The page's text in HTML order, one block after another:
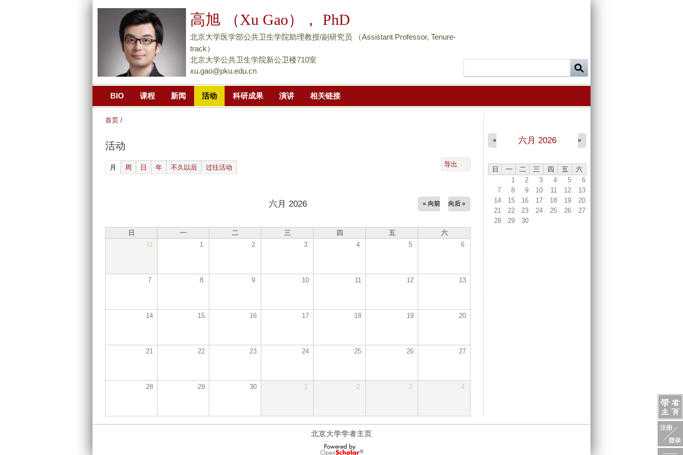
到
面
主
高旭 （Xu Gao）， PhD
北京大学医学部公共卫生学院助理教授/副研究员 （Assistant Professor, Tenure-
track）
北京大学公共卫生学院新公卫楼710室
xu.gao@pku.edu.cn
BIO 课程 新闻 活动 科研成果 演讲 相关链接
首页 /
活动
月 (active tab)
周 日 年 不久以后 过往活动
六月 2026 « 向前 向后 »
导出
日 一 二 三 四 五
六
31
1 2 3 4 5 6
7 8 9 10 11 12 13
14 15 16 17 18 19 20
21 22 23 24 25 26 27
28 29 30 1 2 3 4
六月 2026
« »
日 一 二 三 四 五
六
1
2 3 4 5
6
7
8 9 10 11 12
13
14
15 16 17 18 19
20
21
22 23 24 25 26
27
28
29 30
北京大学学者主页
OpenScholar